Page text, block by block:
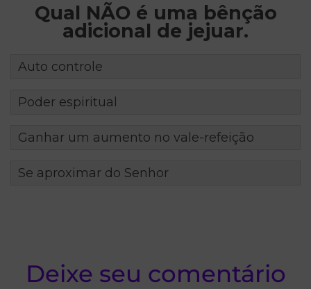
Qual NÃO é uma bênção
adicional de jejuar.
Auto controle
Poder espiritual
Ganhar um aumento no vale-refeição
Se aproximar do Senhor
Deixe seu comentário